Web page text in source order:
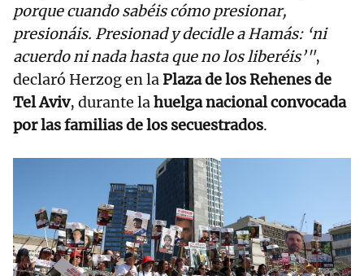
porque cuando sabéis cómo presionar,
presionáis. Presionad y decidle a Hamás: ‘ni
acuerdo ni nada hasta que no los liberéis’",
declaró Herzog en laPlaza de los Rehenes de
Tel Aviv, durante lahuelga nacional convocada
por las familias de los secuestrados.